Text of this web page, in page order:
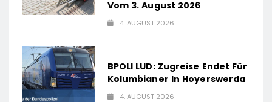
Vom 3. August 2026
4. AUGUST 2026
BPOLI LUD: Zugreise Endet Für
Kolumbianer In Hoyerswerda
4. AUGUST 2026